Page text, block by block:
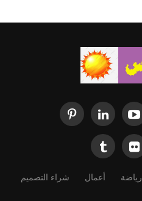
رياضة أعمال شراء التصميم